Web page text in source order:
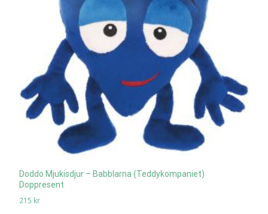
Doddo Mjukisdjur – Babblarna (Teddykompaniet)
Doppresent
215 kr